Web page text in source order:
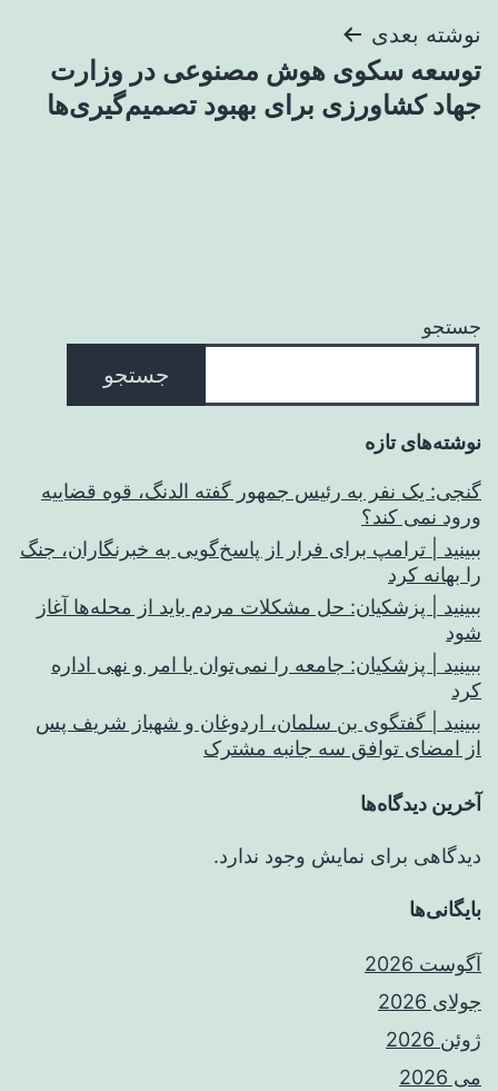
نوشته بعدی
توسعه سکوی هوش مصنوعی در وزارت
جهاد کشاورزی برای بهبود تصمیم‌گیری‌ها
جستجو
جستجو
نوشته‌های تازه
گنجی: یک نفر به رئیس جمهور گفته الدنگ، قوه قضاییه
ورود نمی کند؟
ببینید | ترامپ برای فرار از پاسخ‌گویی به خبرنگاران، جنگ
را بهانه کرد
ببینید | پزشکیان: حل مشکلات مردم باید از محله‌ها آغاز
شود
ببینید | پزشکیان: جامعه را نمی‌توان با امر و نهی اداره
کرد
ببینید | گفتگوی بن سلمان، اردوغان و شهباز شریف پس
از امضای توافق سه جانبه مشترک
آخرین دیدگاه‌ها
دیدگاهی برای نمایش وجود ندارد.
بایگانی‌ها
آگوست 2026
جولای 2026
ژوئن 2026
می 2026